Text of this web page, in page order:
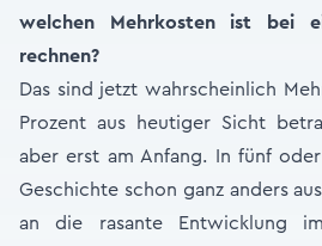
welchen Mehrkosten ist bei
rechnen?
Das sind jetzt wahrscheinlich
Prozent aus heutiger Sicht
aber erst am Anfang. In fünf
Geschichte schon ganz anders
an die rasante Entwicklung